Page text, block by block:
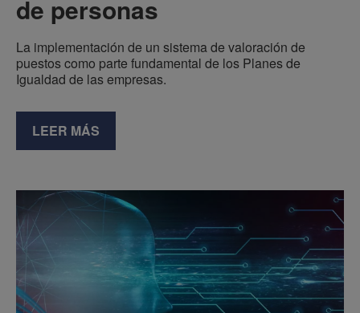
de personas
La implementación de un sistema de valoración de
puestos como parte fundamental de los Planes de
Igualdad de las empresas.
LEER MÁS